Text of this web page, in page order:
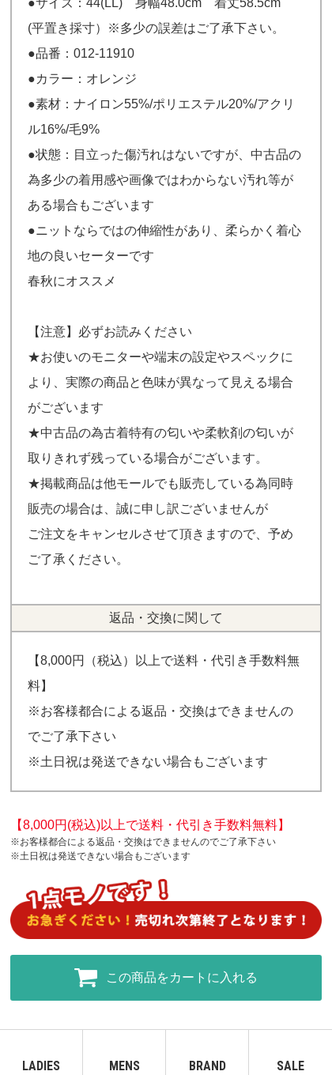
(平置き採寸）※多少の誤差はご了承下さい。
●品番：012-11910
●カラー：オレンジ
●素材：ナイロン55%/ポリエステル20%/アクリ
ル16%/毛9%
●状態：目立った傷汚れはないですが、中古品の
為多少の着用感や画像ではわからない汚れ等が
ある場合もございます
●ニットならではの伸縮性があり、柔らかく着心
地の良いセーターです
春秋にオススメ
【注意】必ずお読みください
★お使いのモニターや端末の設定やスペックに
より、実際の商品と色味が異なって見える場合
がございます
★中古品の為古着特有の匂いや柔軟剤の匂いが
取りきれず残っている場合がございます。
★掲載商品は他モールでも販売している為同時
販売の場合は、誠に申し訳ございませんが
ご注文をキャンセルさせて頂きますので、予め
ご了承ください。
返品・交換に関して
【8,000円（税込）以上で送料・代引き手数料無
料】
※お客様都合による返品・交換はできませんの
でご了承下さい
※土日祝は発送できない場合もございます
【8,000円(税込)以上で送料・代引き手数料無料】
※お客様都合による返品・交換はできませんのでご了承下さい
※土日祝は発送できない場合もございます
この商品をカートに入れる
LADIES MENS BRAND SALE